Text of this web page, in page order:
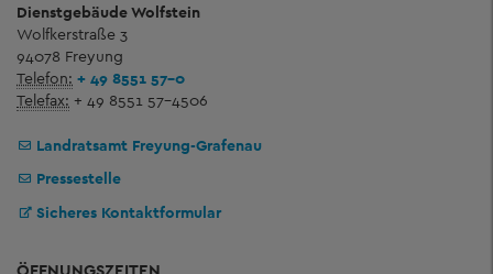
Dienstgebäude Wolfstein
Wolfkerstraße 3
94078 Freyung
Telefon: + 49 8551 57-0
Telefax: + 49 8551 57-4506
Landratsamt Freyung-Grafenau
Pressestelle
Sicheres Kontaktformular